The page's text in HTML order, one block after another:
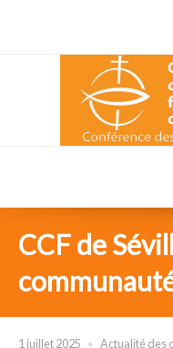
CCF de
1 juillet 2025 Actualité des